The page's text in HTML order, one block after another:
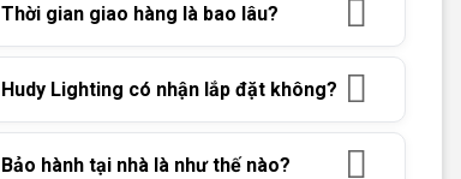
Thời gian giao hàng là bao lâu?
Hudy Lighting có nhận lắp đặt không?
Bảo hành tại nhà là như thế nào?